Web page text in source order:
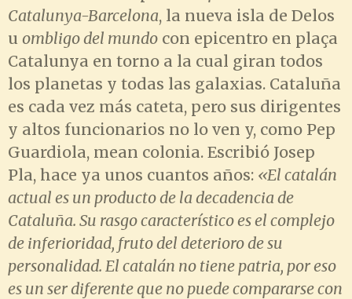
Catalunya-Barcelona, la nueva isla de Delos
u ombligo del mundo con epicentro en plaça
Catalunya en torno a la cual giran todos
los planetas y todas las galaxias. Cataluña
es cada vez más cateta, pero sus dirigentes
y altos funcionarios no lo ven y, como Pep
Guardiola, mean colonia. Escribió Josep
Pla, hace ya unos cuantos años: «El catalán
actual es un producto de la decadencia de
Cataluña. Su rasgo característico es el complejo
de inferioridad, fruto del deterioro de su
personalidad. El catalán no tiene patria, por eso
es un ser diferente que no puede compararse con